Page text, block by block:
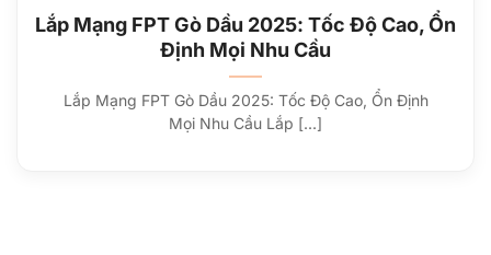
Lắp Mạng FPT Gò Dầu 2025: Tốc Độ Cao, Ổn
Định Mọi Nhu Cầu
Lắp Mạng FPT Gò Dầu 2025: Tốc Độ Cao, Ổn Định
Mọi Nhu Cầu Lắp [...]